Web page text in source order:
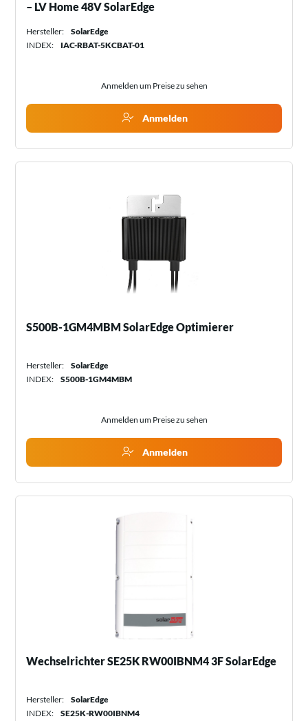
– LV Home 48V SolarEdge
Hersteller:
SolarEdge
INDEX:
IAC-RBAT-5KCBAT-01
Anmelden um Preise zu sehen
Anmelden
S500B-1GM4MBM SolarEdge Optimierer
Hersteller:
SolarEdge
INDEX:
S500B-1GM4MBM
Anmelden um Preise zu sehen
Anmelden
Wechselrichter SE25K RW00IBNM4 3F SolarEdge
Hersteller:
SolarEdge
INDEX:
SE25K-RW00IBNM4